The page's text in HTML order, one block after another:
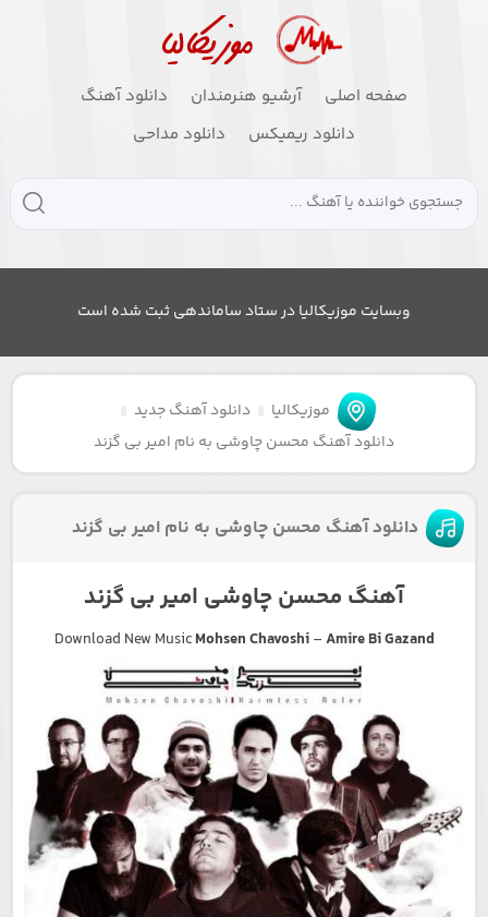
صفحه اصلی آرشیو هنرمندان
دانلود آهنگ
دانلود ریمیکس
دانلود مداحی
وبسایت موزیکالیا در ستاد ساماندهی ثبت شده است
موزیکالیا
دانلود آهنگ جدید
دانلود آهنگ محسن چاوشی به نام امیر بی گزند
دانلود آهنگ محسن چاوشی به نام امیر بی گزند
آهنگ محسن چاوشی امیر بی گزند
Download New MusicMohsen Chavoshi–Amire Bi Gazand